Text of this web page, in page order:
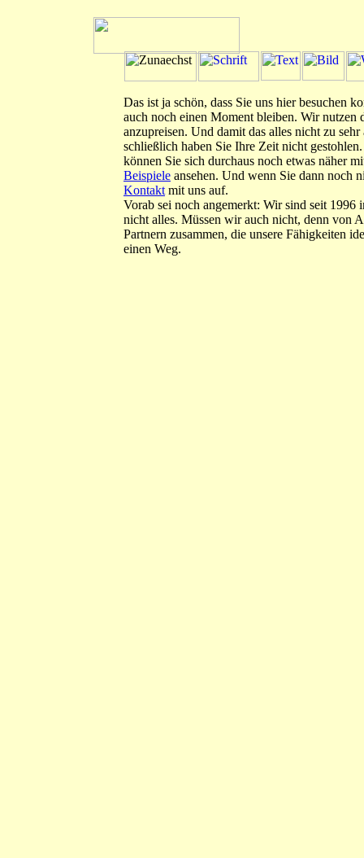
Das ist ja schön, dass Sie uns hier besuchen
auch noch einen Moment bleiben. Wir nutzen
anzupreisen. Und damit das alles nicht zu
schließlich haben Sie Ihre Zeit nicht
können Sie sich durchaus noch etwas näher
Beispiele ansehen. Und wenn Sie dann noch
Kontakt mit uns auf.
Vorab sei noch angemerkt: Wir sind seit
nicht alles. Müssen wir auch nicht, denn von
Partnern zusammen, die unsere Fähigkeiten
einen Weg.